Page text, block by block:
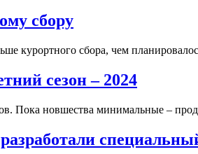
сбору
курортного сбора, чем
сезон – 2024
Пока новшества минимальные –